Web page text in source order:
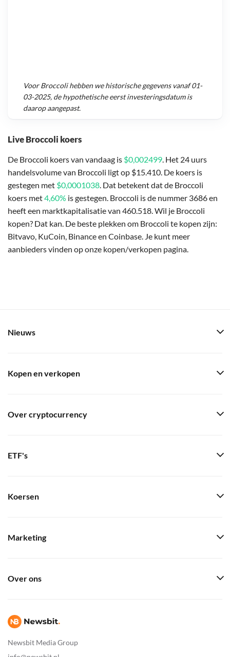
Live Broccoli koers
De Broccoli koers van vandaag is $0,002499. Het 24 uurs
handelsvolume van Broccoli ligt op $15.410. De koers is
gestegen met $0,0001038. Dat betekent dat de Broccoli
koers met4,60% is gestegen. Broccoli is de nummer 3686 en
heeft een marktkapitalisatie van 460.518. Wil je Broccoli
kopen? Dat kan. De beste plekken om Broccoli te kopen zijn:
Bitvavo, KuCoin, Binance en Coinbase. Je kunt meer
aanbieders vinden op onze kopen/verkopen pagina.
VoorBroccolihebben we historische gegevens vanaf01-
03-2025, de hypothetische eerst investeringsdatum is
daarop aangepast.
Newsbit Media Group
Nieuws
Kopen en verkopen
Over cryptocurrency
ETF's
Koersen
Marketing
Over ons